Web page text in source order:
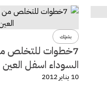
بشرتك
7خطوات للتخلص
السوداء اسفل العين
10 يناير 2012